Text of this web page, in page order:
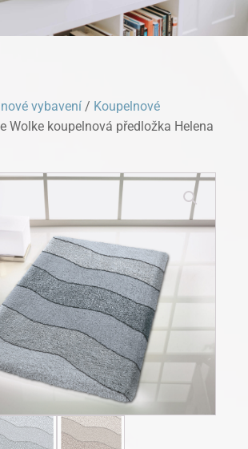
vybavení / Koupelnové
Wolke koupelnová předložka Helena